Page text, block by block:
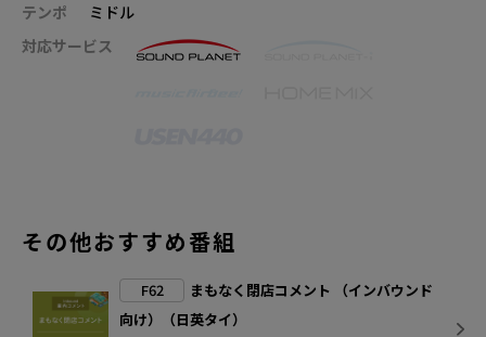
テンポ
ミドル
対応サービス
その他おすすめ番組
F62
まもなく閉店コメント （インバウンド
向け）（日英タイ）